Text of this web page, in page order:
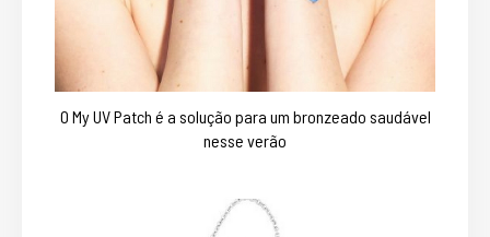
O My UV Patch é a solução para um bronzeado saudável
nesse verão